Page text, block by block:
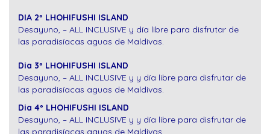
DIA 2º LHOHIFUSHI ISLAND
Desayuno, – ALL INCLUSIVE y día libre para disfrutar de
las paradisíacas aguas de Maldivas.
Dia 3º LHOHIFUSHI ISLAND
Desayuno, – ALL INCLUSIVE y y día libre para disfrutar de
las paradisíacas aguas de Maldivas.
Dia 4º LHOHIFUSHI ISLAND
Desayuno, – ALL INCLUSIVE y y día libre para disfrutar de
las paradisíacas aguas de Maldivas.